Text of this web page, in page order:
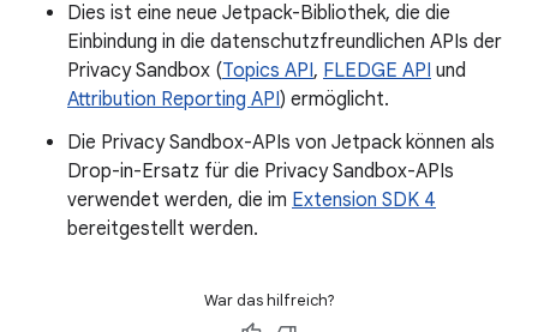
Dies ist eine neue Jetpack-Bibliothek, die die
Einbindung in die datenschutzfreundlichen APIs der
Privacy Sandbox (Topics API, FLEDGE API und
Attribution Reporting API) ermöglicht.
Die Privacy Sandbox-APIs von Jetpack können als
Drop-in-Ersatz für die Privacy Sandbox-APIs
verwendet werden, die im Extension SDK 4
bereitgestellt werden.
War das hilfreich?